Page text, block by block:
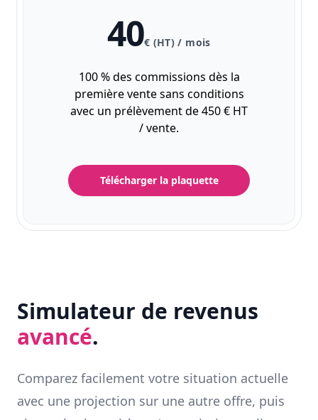
40€ (HT) / mois
100 % des commissions dès la
première vente sans conditions
avec un prélèvement de 450 € HT
/ vente.
Télécharger la plaquette
Simulateur de revenus
avancé.
Comparez facilement votre situation actuelle
avec une projection sur une autre offre, puis